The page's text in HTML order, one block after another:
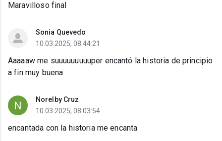
Maravilloso final
Sonia Quevedo
10.03.2025, 08:44:21
Aaaaaw me suuuuuuuuuper encantó la historia de principio
a fin muy buena
Norelby Cruz
10.03.2025, 08:03:54
encantada con la historia me encanta